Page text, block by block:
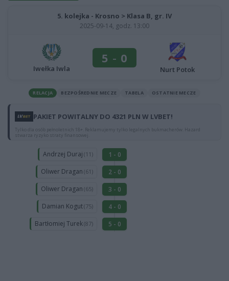
5. kolejka - Krosno > Klasa B, gr. IV
2025-09-14, godz. 13:00
Iwełka Iwla
5 - 0
Nurt Potok
RELACJA BEZPOŚREDNIE MECZE TABELA OSTATNIE MECZE
PAKIET POWITALNY DO 4321 PLN W LVBET!
Tylko dla osób pełnoletnich 18+. Reklamujemy tylko legalnych bukmacherów. Hazard
stwarza ryzyko straty finansowej.
Andrzej Duraj (11)
1 - 0
Oliwer Dragan (61)
2 - 0
Oliwer Dragan (65)
3 - 0
Damian Kogut(75)
4 - 0
Bartłomiej Turek(87) 5 - 0